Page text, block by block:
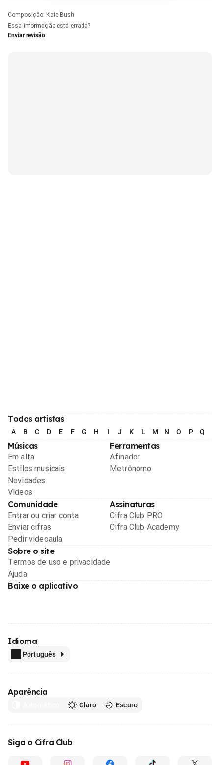
Composição: Kate Bush
Essa informação está errada?
Enviar revisão
Todos artistas
A B C D E F G H I J K L M N O P Q
Músicas
Em alta
Estilos musicais
Novidades
Videos
Ferramentas
Afinador
Metrônomo
Comunidade
Entrar ou criar conta
Enviar cifras
Pedir videoaula
Assinaturas
Cifra Club PRO
Cifra Club Academy
Sobre o site
Termos de uso e privacidade
Ajuda
Baixe o aplicativo
Idioma
Português
Aparência
Claro Escuro
Siga o Cifra Club